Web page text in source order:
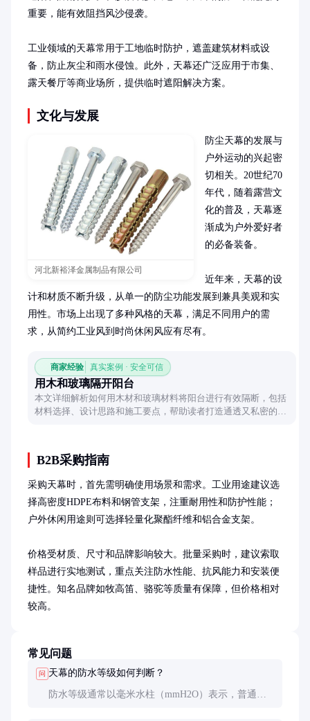
重要，能有效阻挡风沙侵袭。
工业领域的天幕常用于工地临时防护，遮盖建筑材料或设
备，防止灰尘和雨水侵蚀。此外，天幕还广泛应用于市集、
露天餐厅等商业场所，提供临时遮阳解决方案。
文化与发展
河北新裕泽金属制品有限公司
防尘天幕的发展与
户外运动的兴起密
切相关。20世纪70
年代，随着露营文
化的普及，天幕逐
渐成为户外爱好者
的必备装备。
近年来，天幕的设
计和材质不断升级，从单一的防尘功能发展到兼具美观和实
用性。市场上出现了多种风格的天幕，满足不同用户的需
求，从简约工业风到时尚休闲风应有尽有。
商家经验 真实案例 · 安全可信
用木和玻璃隔开阳台
本文详细解析如何用木材和玻璃材料将阳台进行有效隔断，包括
材料选择、设计思路和施工要点，帮助读者打造通透又私密的阳
B2B采购指南
采购天幕时，首先需明确使用场景和需求。工业用途建议选
择高密度HDPE布料和钢管支架，注重耐用性和防护性能；
户外休闲用途则可选择轻量化聚酯纤维和铝合金支架。
价格受材质、尺寸和品牌影响较大。批量采购时，建议索取
样品进行实地测试，重点关注防水性能、抗风能力和安装便
捷性。知名品牌如牧高笛、骆驼等质量有保障，但价格相对
较高。
常见问题
问 天幕的防水等级如何判断？
防水等级通常以毫米水柱（mmH2O）表示，普通天